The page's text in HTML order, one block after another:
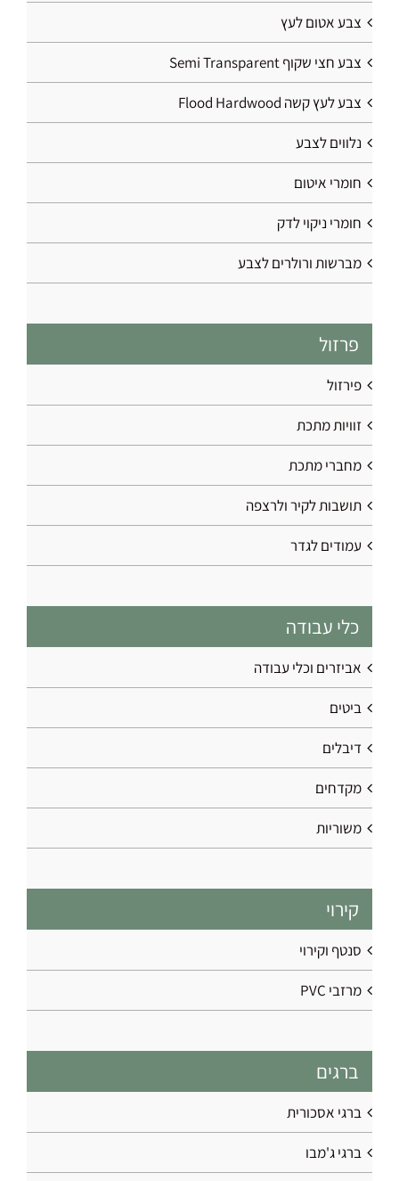
צבע אטום לעץ
צבע חצי שקוף Semi Transparent
צבע לעץ קשה Flood Hardwood
נלווים לצבע
חומרי איטום
חומרי ניקוי לדק
מברשות ורולרים לצבע
פרזול
פירזול
זוויות מתכת
מחברי מתכת
תושבות לקיר ולרצפה
עמודים לגדר
כלי עבודה
אביזרים וכלי עבודה
ביטים
דיבלים
מקדחים
משוריות
קירוי
סנטף וקירוי
מרזבי PVC
ברגים
ברגי אסכורית
ברגי ג'מבו